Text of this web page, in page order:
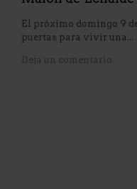
El próximo domingo 9
puertas para vivir una...
Deja un comentario